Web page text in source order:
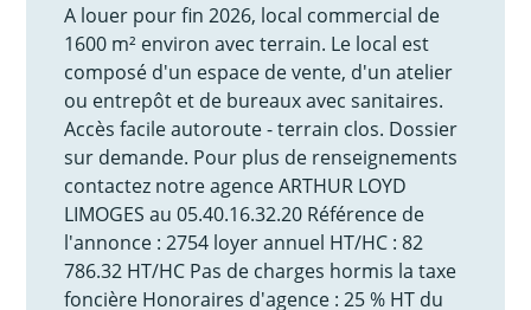
A louer pour fin 2026, local commercial de
1600 m² environ avec terrain. Le local est
composé d'un espace de vente, d'un atelier
ou entrepôt et de bureaux avec sanitaires.
Accès facile autoroute - terrain clos. Dossier
sur demande. Pour plus de renseignements
contactez notre agence ARTHUR LOYD
LIMOGES au 05.40.16.32.20 Référence de
l'annonce : 2754 loyer annuel HT/HC : 82
786.32 HT/HC Pas de charges hormis la taxe
foncière Honoraires d'agence : 25 % HT du